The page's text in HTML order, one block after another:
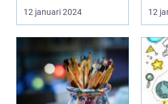
konstvärlden då ...
12 januari 2024
som
12